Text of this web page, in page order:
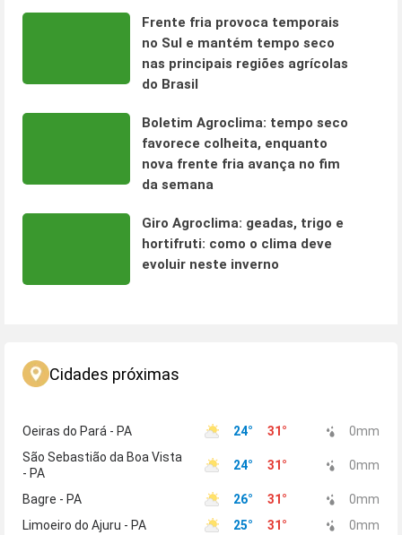
Frente fria provoca temporais
no Sul e mantém tempo seco
nas principais regiões agrícolas
do Brasil
Boletim Agroclima: tempo seco
favorece colheita, enquanto
nova frente fria avança no fim
da semana
Giro Agroclima: geadas, trigo e
hortifruti: como o clima deve
evoluir neste inverno
Cidades próximas
Oeiras do Pará - PA 24° 31 ° 0mm
São Sebastião da Boa Vista
- PA
24° 31 ° 0mm
Bagre - PA 26° 31 ° 0mm
Limoeiro do Ajuru - PA
25° 31 ° 0mm